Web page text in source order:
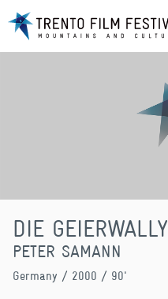
DIE GEIERWALLY
PETER SAMANN
Germany / 2000 / 90'